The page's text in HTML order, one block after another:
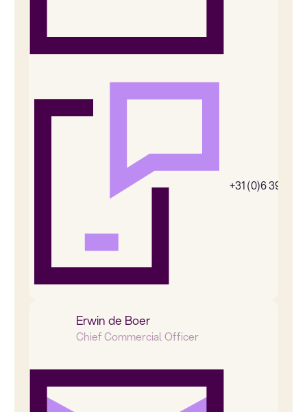
+31 (0)6
Erwin de Boer
Chief Commercial Officer